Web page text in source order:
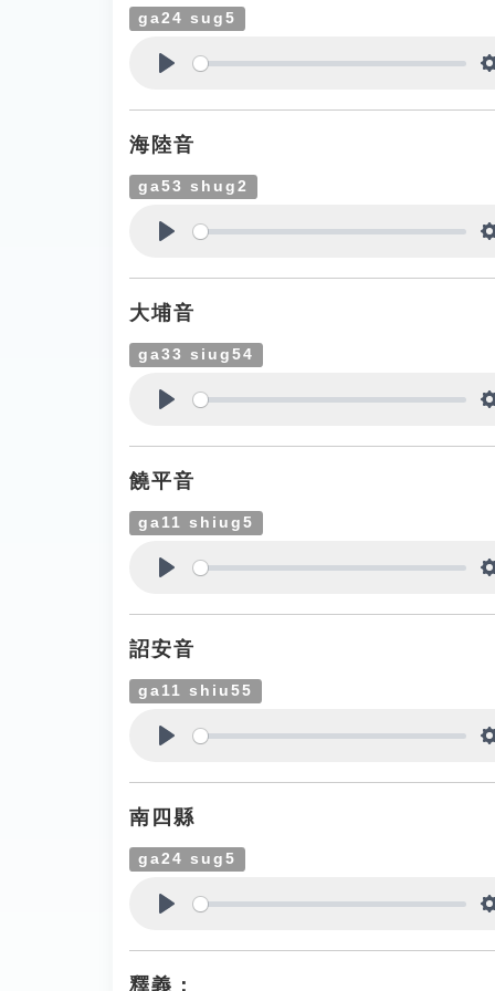
ga24 sug5
海陸音
ga53 shug2
大埔音
ga33 siug54
饒平音
ga11 shiug5
詔安音
ga11 shiu55
南四縣
ga24 sug5
釋義：